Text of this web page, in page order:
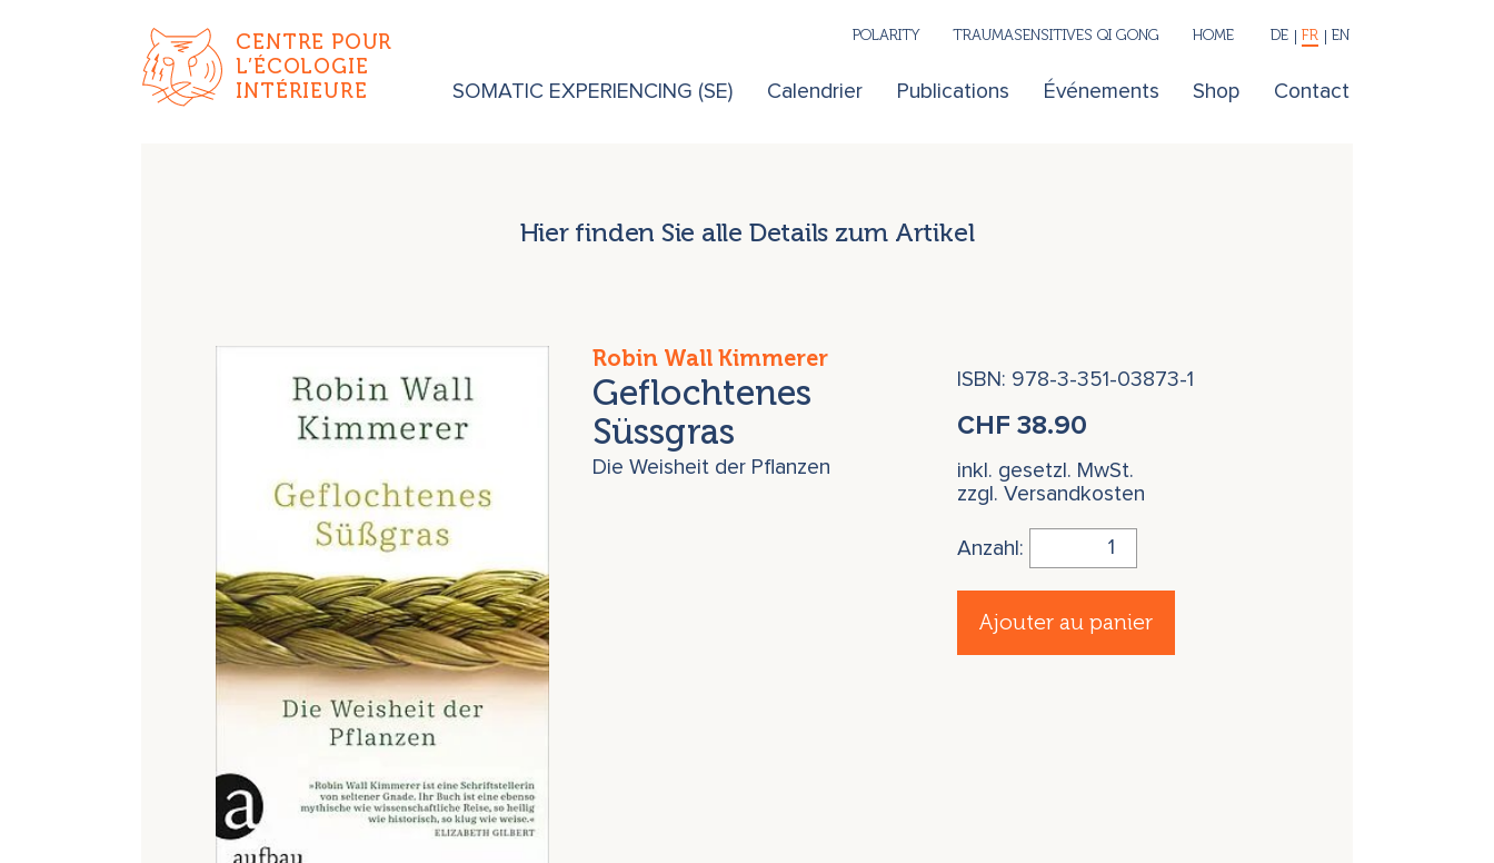
CENTRE POUR
L’ÉCOLOGIE
INTÉRIEURE
SOMATIC EXPERIENCING (SE) Calendrier Publications Événements Shop Contact
POLARITY TRAUMASENSITIVES QI GONG HOME DE FR EN
Hier finden Sie alle Details zum Artikel
Robin Wall Kimmerer
Geflochtenes
Süssgras
Die Weisheit der Pflanzen
ISBN: 978-3-351-03873-1
CHF 38.90
inkl. gesetzl. MwSt.
zzgl. Versandkosten
Anzahl:
Ajouter au panier